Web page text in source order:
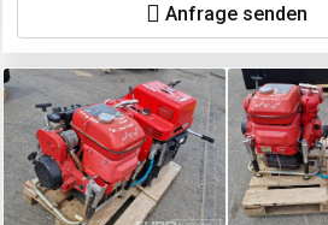
Anfrage senden